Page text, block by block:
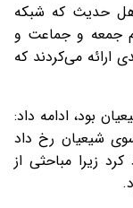
گروه اهل حدیث که شبکه
جمعه و جماعت و
ارائه می‌کردند که
بود، ادامه داد:
شیعیان رخ داد
زیرا مباحثی از